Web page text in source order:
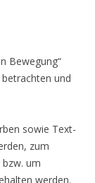
Bewegung“
und
sowie Text-
zum
um
werden.